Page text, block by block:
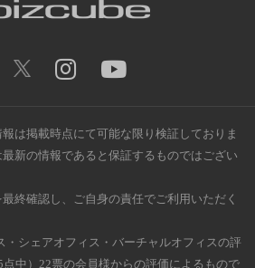
は掲載時点にて可能な限り検証しておりま
新の情報であると保証するものではござい
終確認し、ご自身の責任でご利用いただく
・シェアオフィス・バーチャルオフィスの評
中）22票の会員様からの評価によるもので